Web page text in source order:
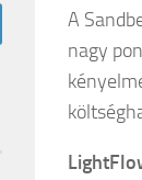
A
nagy